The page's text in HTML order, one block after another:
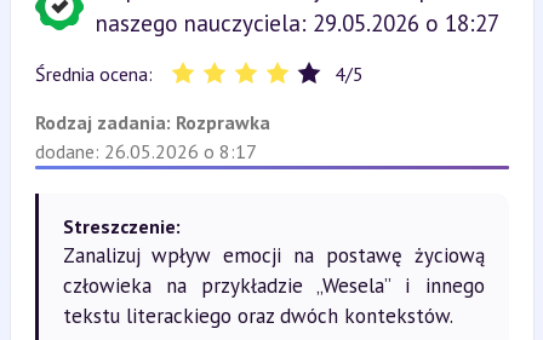
naszego nauczyciela: 29.05.2026 o 18:27
Średnia ocena: 4/5
Rodzaj zadania: Rozprawka
dodane: 26.05.2026 o 8:17
Streszczenie:
Zanalizuj wpływ emocji na postawę życiową
człowieka na przykładzie „Wesela” i innego
tekstu literackiego oraz dwóch kontekstów.